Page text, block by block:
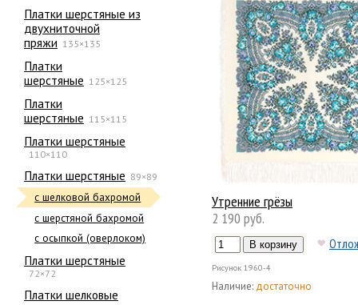
Платки шерстяные из
двухниточной
пряжи 135×135
Платки
шерстяные 125×125
Платки
шерстяные 115×115
Платки шерстяные
110×110
Платки шерстяные 89×89
с шелковой бахромой
с шерстяной бахромой
с осыпкой (оверлоком)
Платки шерстяные
72×72
Платки шелковые
Утренние грёзы
2 190 руб.
Рисунок 1960-4
Наличие: достаточно